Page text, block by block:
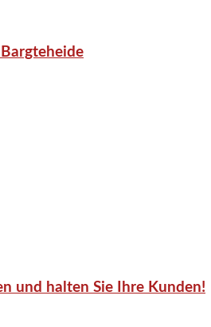
und halten Sie Ihre Kunden!